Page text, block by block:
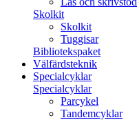
Skolkit
Skolkit
Tuggisar
Bibliotekspaket
Välfärdsteknik
Specialcyklar
Specialcyklar
Parcykel
Tandemcyklar